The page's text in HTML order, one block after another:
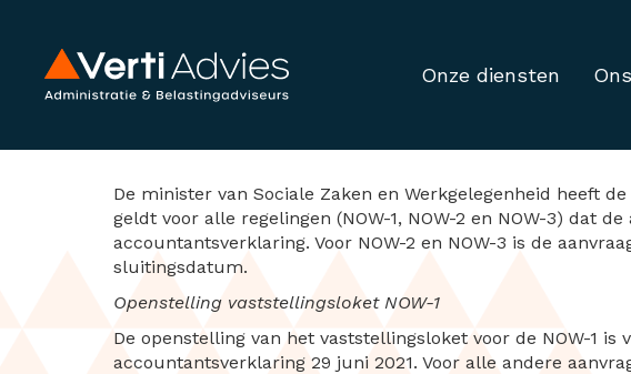
Onze diensten
Wijziging openstelling
De minister van Sociale Zaken en Werkgelegenheid heeft
geldt voor alle regelingen (NOW-1, NOW-2 en NOW-3) dat
accountantsverklaring. Voor NOW-2 en NOW-3 is de
sluitingsdatum.
Openstelling vaststellingsloket NOW-1
De openstelling van het vaststellingsloket voor de NOW-1
accountantsverklaring 29 juni 2021. Voor alle andere